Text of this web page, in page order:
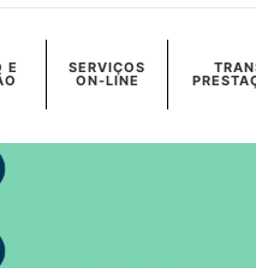
E SERVIÇOS
ON-LINE